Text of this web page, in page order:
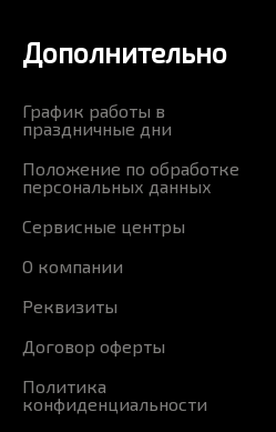
Дополнительно
График работы в
праздничные дни
Положение по обработке
персональных данных
Сервисные центры
О компании
Реквизиты
Договор оферты
Политика
конфиденциальности